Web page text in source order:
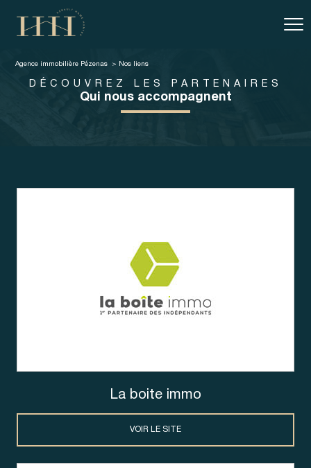
Agence immobilière Pézenas Nos liens
DÉCOUVREZ LES PARTENAIRES
qui nous accompagnent
La boite immo
VOIR LE SITE